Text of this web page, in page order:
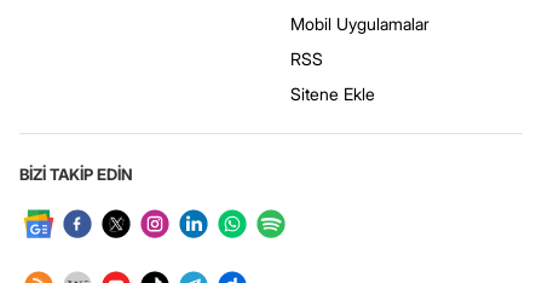
Mobil Uygulamalar
RSS
Sitene Ekle
BİZİ TAKİP EDİN